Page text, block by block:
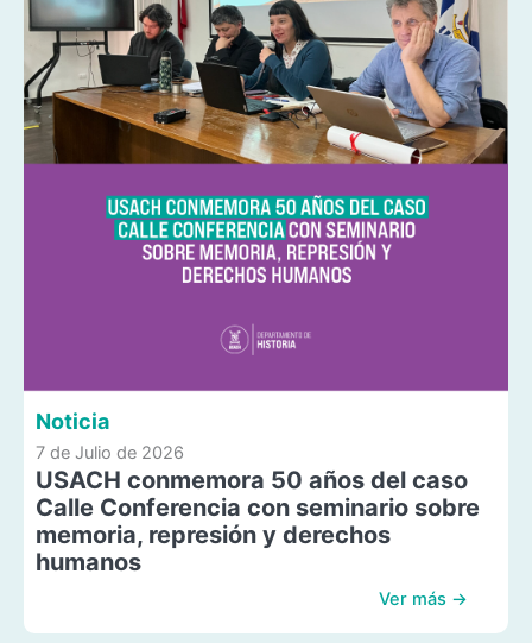
Noticia
7 de Julio de 2026
USACH conmemora 50 años del caso
Calle Conferencia con seminario sobre
memoria, represión y derechos
humanos
Ver más →